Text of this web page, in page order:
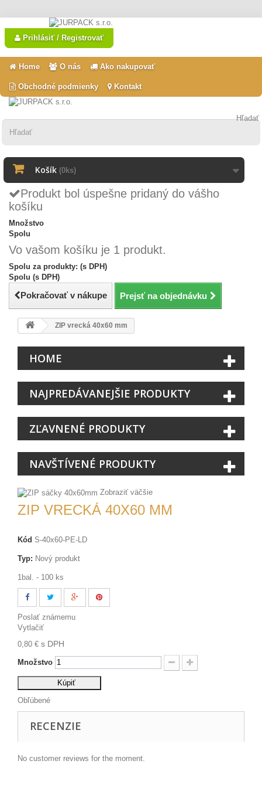
Prihlásiť / Registrovať
Home O nás Ako nakupovať
Obchodné podmienky Kontakt
Hľadať
Košík (0ks)
Produkt bol úspešne pridaný do vášho
košíku
Množstvo
Spolu
Vo vašom košíku je 1 produkt.
Spolu za produkty: (s DPH)
Spolu (s DPH)
Pokračovať v nákupe Prejsť na objednávku
ZIP vrecká 40x60 mm
HOME
NAJPREDÁVANEJŠIE PRODUKTY
ZĽAVNENÉ PRODUKTY
NAVŠTÍVENÉ PRODUKTY
Zobraziť väčšie
ZIP VRECKÁ 40X60 MM
Kód S-40x60-PE-LD
Typ: Nový produkt
1bal. - 100 ks
Poslať známemu
Vytlačiť
0,80 € s DPH
Množstvo
Kúpiť
Obľúbené
RECENZIE
No customer reviews for the moment.